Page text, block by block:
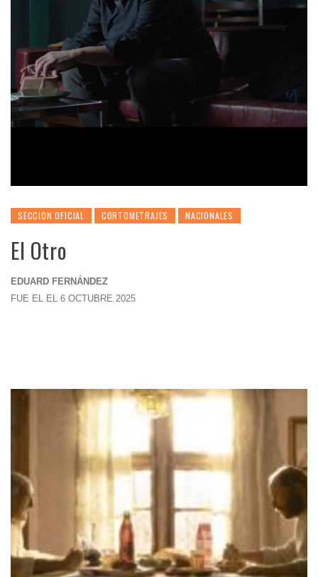
SECCION OFICIAL CORTOMETRAJES NACIONALES
El Otro
EDUARD FERNÁNDEZ
FUE EL EL 6 OCTUBRE 2025